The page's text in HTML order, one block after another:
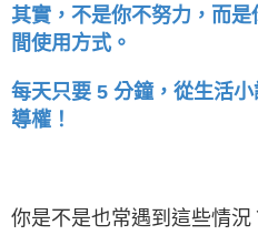
其實，不是你不努力，而
間使用方式。
每天只要 5 分鐘，從生活
導權！
你是不是也常遇到這些情況